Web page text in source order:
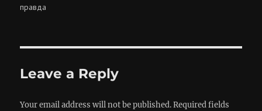
правда
Leave a Reply
Your email address will not be published. Required fields